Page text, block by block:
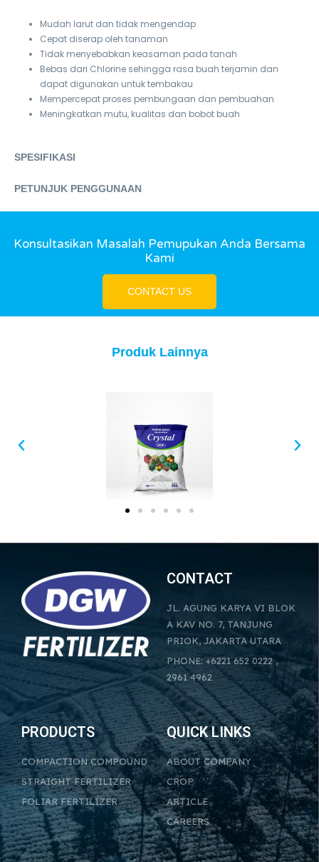
Mudah larut dan tidak mengendap
Cepat diserap oleh tanaman
Tidak menyebabkan keasaman pada tanah
Bebas dari Chlorine sehingga rasa buah terjamin dan
dapat digunakan untuk tembakau
Mempercepat proses pembungaan dan pembuahan
Meningkatkan mutu, kualitas dan bobot buah
SPESIFIKASI
PETUNJUK PENGGUNAAN
Konsultasikan Masalah Pemupukan Anda Bersama
Kami
CONTACT US
Produk Lainnya
CONTACT
JL. AGUNG KARYA VI BLOK
A KAV NO. 7, TANJUNG
PRIOK, JAKARTA UTARA
PHONE: +6221 652 0222 ,
2961 4962
PRODUCTS
COMPACTION COMPOUND
STRAIGHT FERTILIZER
FOLIAR FERTILIZER
QUICK LINKS
ABOUT COMPANY
CROP
ARTICLE
CAREERS